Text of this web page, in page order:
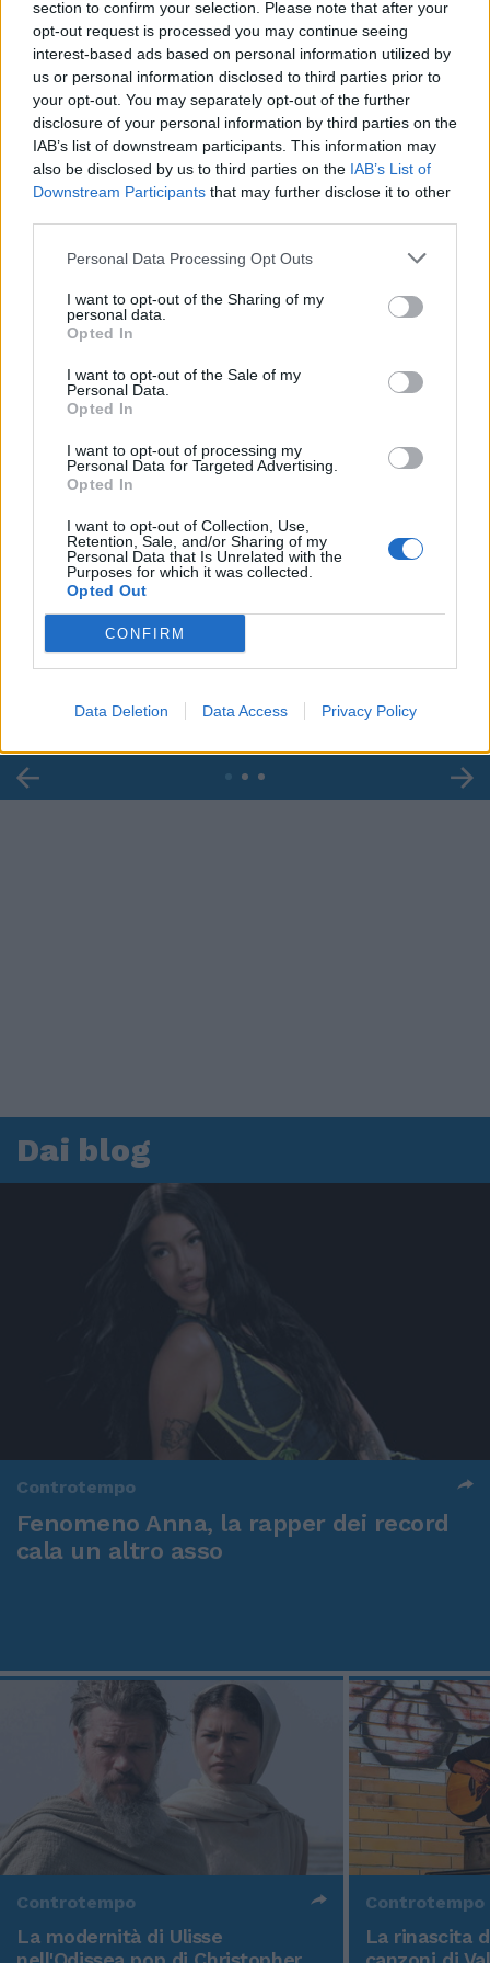
section to confirm your selection. Please note that after your
opt-out request is processed you may continue seeing
interest-based ads based on personal information utilized by
us or personal information disclosed to third parties prior to
your opt-out. You may separately opt-out of the further
disclosure of your personal information by third parties on the
IAB’s list of downstream participants. This information may
also be disclosed by us to third parties on the IAB’s List of
Downstream Participants that may further disclose it to other
Personal Data Processing Opt Outs
I want to opt-out of the Sharing of my
personal data.
Opted In
I want to opt-out of the Sale of my
Personal Data.
Opted In
I want to opt-out of processing my
Personal Data for Targeted Advertising.
Opted In
I want to opt-out of Collection, Use,
Retention, Sale, and/or Sharing of my
Personal Data that Is Unrelated with the
Purposes for which it was collected.
Opted Out
CONFIRM
Data Deletion Data Access Privacy Policy
00:00
Leonardo Maria Del Vecchio dall'ex compagna
Dai blog
Controtempo
Fenomeno Anna, la rapper dei record
cala un altro asso
Controtempo
La modernità di Ulisse
Controtempo
La rinascita